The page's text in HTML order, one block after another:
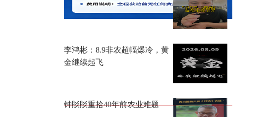
金价大涨！
李鸿彬：8.9非农超幅爆冷，黄
金继续起飞
钟賧賧重拾40年前农业难题